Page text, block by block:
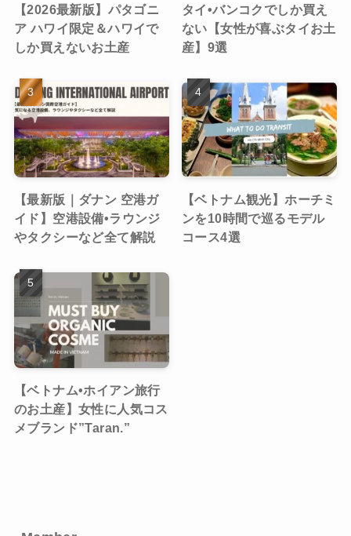
【2026最新版】パタゴニ
ア ハワイ限定＆ハワイで
しか買えないお土産
タイ•バンコクでしか買え
ない【女性が喜ぶタイお土
産】9選
【最新版｜ダナン 空港ガ
イド】空港設備•ラウンジ
やタクシーなど全て解説
【ベトナム観光】ホーチミ
ンを10時間で巡るモデル
コース4選
【ベトナム•ホイアン旅行
のお土産】女性に人気コス
メブランド”Taran.”